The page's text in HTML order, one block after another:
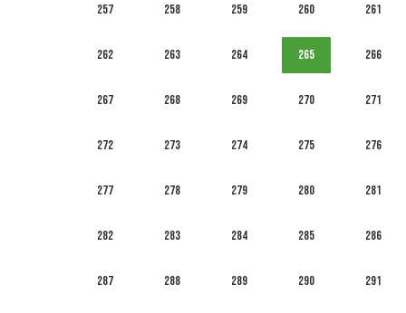
257 258 259 260 261
262 263 264 265 266
267 268 269 270 271
272 273 274 275 276
277 278 279 280 281
282 283 284 285 286
287 288 289 290 291